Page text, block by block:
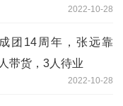
2022-10-28
团14周年，张远靠
带货，3人待业
2022-10-28